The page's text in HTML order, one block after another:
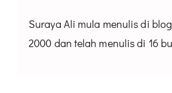
Suraya Ali mula menulis di
2000 dan telah menulis di 16